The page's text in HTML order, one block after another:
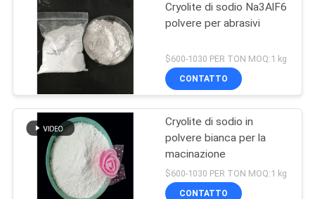
Cryolite di sodio Na3AlF6
polvere per abrasivi
$600-1030 PER TON MOQ:1 kg
CONTATTO
Cryolite di sodio in
polvere bianca per la
macinazione
$600-1030 PER TON MOQ:1 kg
CONTATTO